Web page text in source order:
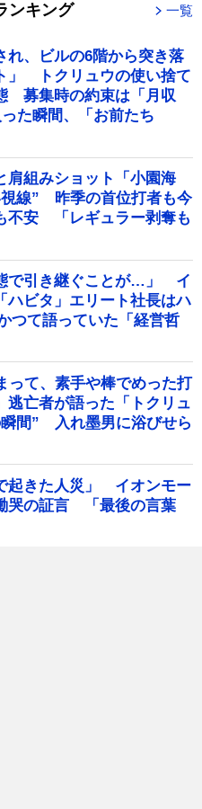
ンキング 一覧
れ、ビルの6階から突き落
」 トクリュウの使い捨て
募集時の約束は「月収
た瞬間、「お前たち
肩組みショット「小園海
線” 昨季の首位打者も今
不安 「レギュラー剥奪も
で引き継ぐことが…」 イ
ハビタ」エリート社長はハ
て語っていた「経営哲
って、素手や棒でめった打
亡者が語った「トクリュ
間” 入れ墨男に浴びせら
起きた人災」 イオンモー
哭の証言 「最後の言葉